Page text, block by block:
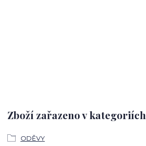
Zboží zařazeno v kategoriích
ODĚVY